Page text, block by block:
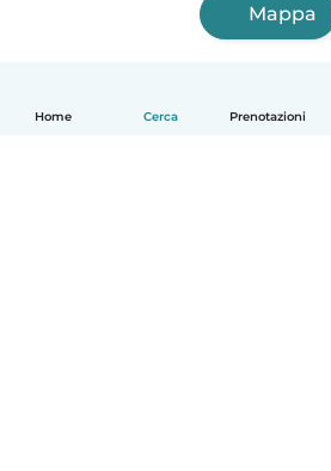
Home Cerca Prenotazioni
Mappa